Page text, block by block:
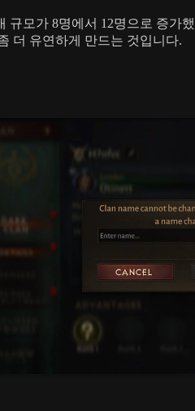
규모가 8명에서 12명으로 증가
더 유연하게 만드는 것입니다.